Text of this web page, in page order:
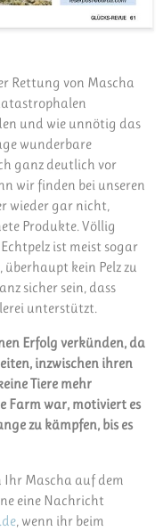
Rettung von Mascha
und wie unnötig das
wunderbare
ganz deutlich vor
wir finden bei unseren
wieder gar nicht,
Produkte. Völlig
ist meist sogar
kein Pelz zu
sicher sein, dass
unterstützt.
Erfolg verkünden, da
inzwischen ihren
Tiere mehr
Farm war, motiviert es
zu kämpfen, bis es
Mascha auf dem
eine Nachricht
, wenn ihr beim